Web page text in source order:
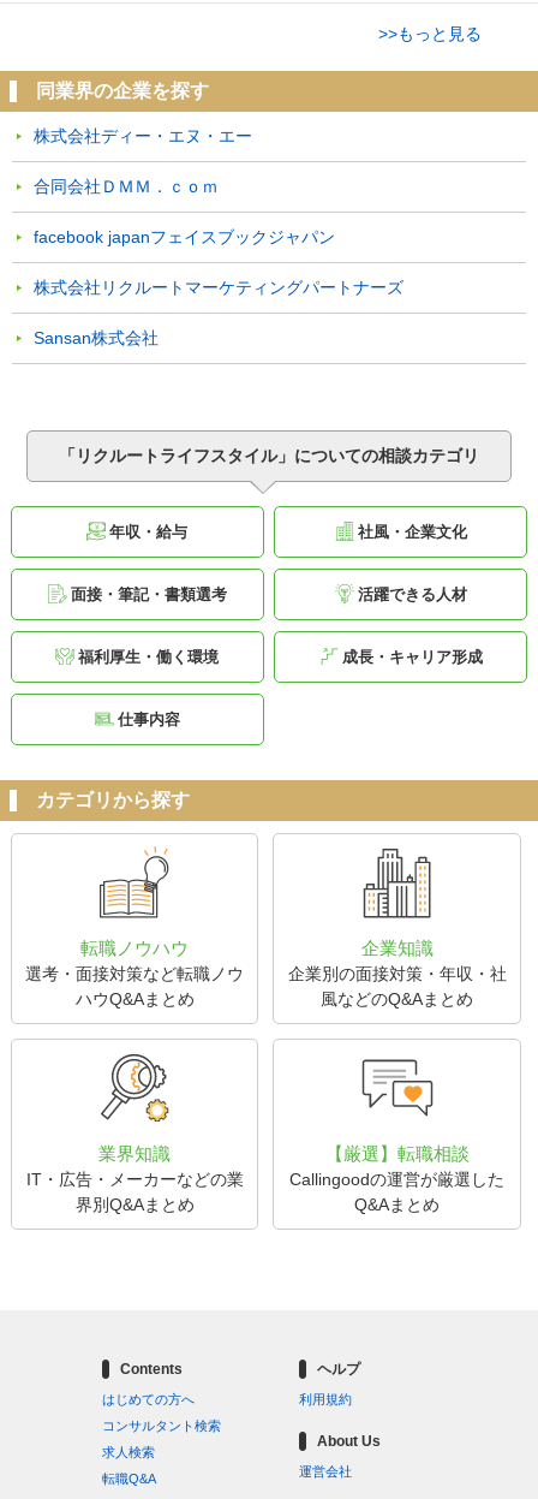
>>もっと見る
同業界の企業を探す
株式会社ディー・エヌ・エー
合同会社ＤＭＭ．ｃｏｍ
facebook japanフェイスブックジャパン
株式会社リクルートマーケティングパートナーズ
Sansan株式会社
「リクルートライフスタイル」についての相談カテゴリ
年収・給与 社風・企業文化
面接・筆記・書類選考 活躍できる人材
福利厚生・働く環境 成長・キャリア形成
仕事内容
カテゴリから探す
転職ノウハウ
選考・面接対策など転職ノウ
ハウQ&Aまとめ
企業知識
企業別の面接対策・年収・社
風などのQ&Aまとめ
業界知識
IT・広告・メーカーなどの業
界別Q&Aまとめ
【厳選】転職相談
Callingoodの運営が厳選した
Q&Aまとめ
Contents
はじめての方へ
コンサルタント検索
求人検索
転職Q&A
ヘルプ
利用規約
About Us
運営会社